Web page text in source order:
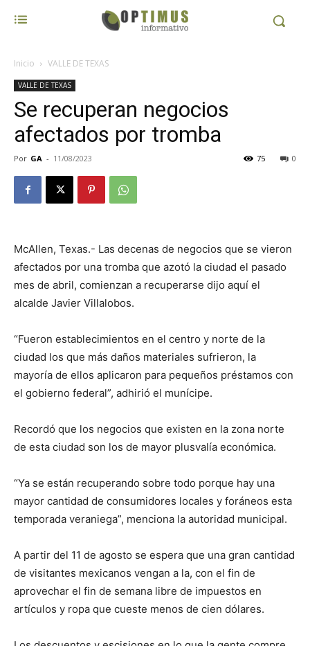
Inicio VALLE DE TEXAS
VALLE DE TEXAS
Se recuperan negocios
afectados por tromba
Por GA - 11/08/2023 0
75
McAllen, Texas.- Las decenas de negocios que se vieron
afectados por una tromba que azotó la ciudad el pasado
mes de abril, comienzan a recuperarse dijo aquí el
alcalde Javier Villalobos.
“Fueron establecimientos en el centro y norte de la
ciudad los que más daños materiales sufrieron, la
mayoría de ellos aplicaron para pequeños préstamos con
el gobierno federal”, adhirió el munícipe.
Recordó que los negocios que existen en la zona norte
de esta ciudad son los de mayor plusvalía económica.
“Ya se están recuperando sobre todo porque hay una
mayor cantidad de consumidores locales y foráneos esta
temporada veraniega”, menciona la autoridad municipal.
A partir del 11 de agosto se espera que una gran cantidad
de visitantes mexicanos vengan a la, con el fin de
aprovechar el fin de semana libre de impuestos en
artículos y ropa que cueste menos de cien dólares.